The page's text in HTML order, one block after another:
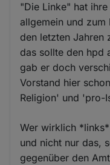
"Die Linke" hat
allgemein und zum
den letzten Jahren
das sollte den hpd
gab er doch
Vorstand hier
Religion' und 'pro-
Wer wirklich
und nicht nur das,
gegenüber den